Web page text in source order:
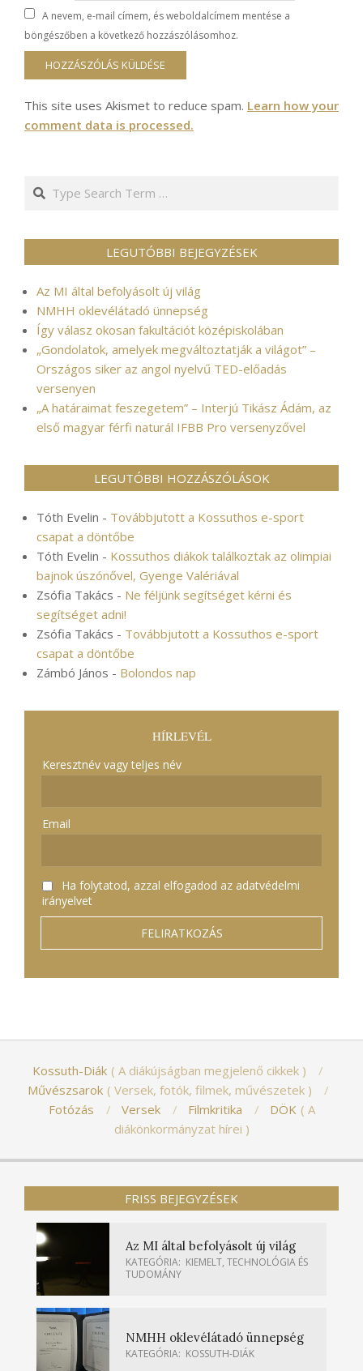
A nevem, e-mail címem, és weboldalcímem mentése a
böngészőben a következő hozzászólásomhoz.
This site uses Akismet to reduce spam. Learn how your
comment data is processed.
Search
LEGUTÓBBI BEJEGYZÉSEK
Az MI által befolyásolt új világ
NMHH oklevélátadó ünnepség
Így válasz okosan fakultációt középiskolában
„Gondolatok, amelyek megváltoztatják a világot” –
Országos siker az angol nyelvű TED-előadás
versenyen
„A határaimat feszegetem” – Interjú Tikász Ádám, az
első magyar férfi naturál IFBB Pro versenyzővel
LEGUTÓBBI HOZZÁSZÓLÁSOK
Tóth Evelin - Továbbjutott a Kossuthos e-sport
csapat a döntőbe
Tóth Evelin - Kossuthos diákok találkoztak az olimpiai
bajnok úszónővel, Gyenge Valériával
Zsófia Takács - Ne féljünk segítséget kérni és
segítséget adni!
Zsófia Takács - Továbbjutott a Kossuthos e-sport
csapat a döntőbe
Zámbó János - Bolondos nap
HÍRLEVÉL
Keresztnév vagy teljes név
Email
Ha folytatod, azzal elfogadod az adatvédelmi
irányelvet
Kossuth-Diák
A diákújságban megjelenő cikkek
Művészsarok
Versek, fotók, filmek, művészetek
Fotózás
Versek Filmkritika DÖK
A
diákönkormányzat hírei
FRISS BEJEGYZÉSEK
Az MI által befolyásolt új világ
KATEGÓRIA: KIEMELT, TECHNOLÓGIA ÉS
TUDOMÁNY
NMHH oklevélátadó ünnepség
KATEGÓRIA: KOSSUTH-DIÁK